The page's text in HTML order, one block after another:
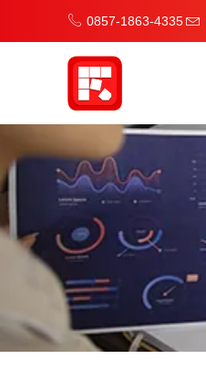
0857-1863-4335